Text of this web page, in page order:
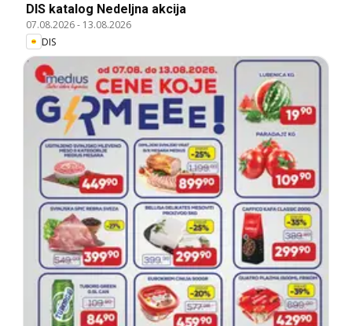
DIS katalog Nedeljna akcija
07.08.2026- 13.08.2026
DIS